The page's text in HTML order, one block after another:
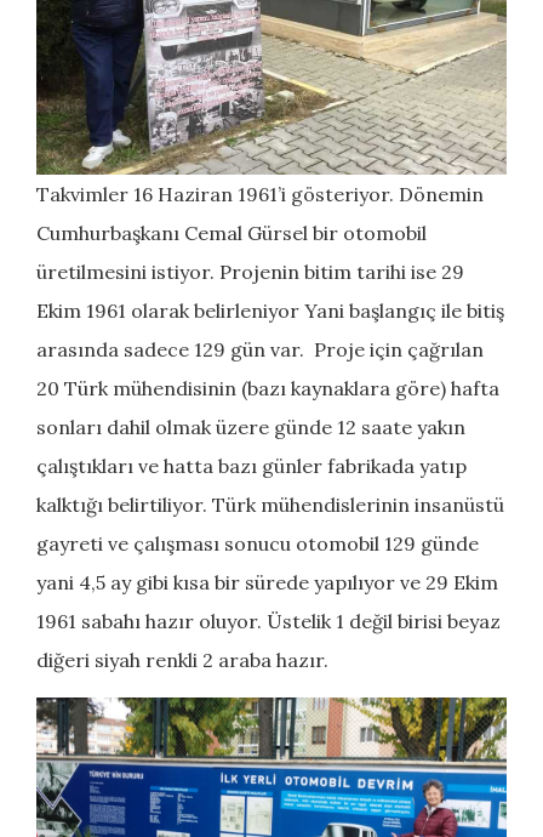
Takvimler 16 Haziran 1961’i gösteriyor. Dönemin
Cumhurbaşkanı Cemal Gürsel bir otomobil
üretilmesini istiyor. Projenin bitim tarihi ise 29
Ekim 1961 olarak belirleniyor Yani başlangıç ile bitiş
arasında sadece 129 gün var. Proje için çağrılan
20 Türk mühendisinin (bazı kaynaklara göre) hafta
sonları dahil olmak üzere günde 12 saate yakın
çalıştıkları ve hatta bazı günler fabrikada yatıp
kalktığı belirtiliyor. Türk mühendislerinin insanüstü
gayreti ve çalışması sonucu otomobil 129 günde
yani 4,5 ay gibi kısa bir sürede yapılıyor ve 29 Ekim
1961 sabahı hazır oluyor. Üstelik 1 değil birisi beyaz
diğeri siyah renkli 2 araba hazır.